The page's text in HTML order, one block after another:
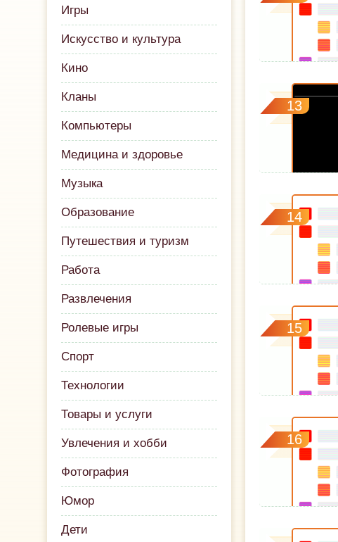
Игры
Искусство и культура
Кино
Кланы
Компьютеры
Медицина и здоровье
Музыка
Образование
Путешествия и туризм
Работа
Развлечения
Ролевые игры
Спорт
Технологии
Товары и услуги
Увлечения и хобби
Фотография
Юмор
Дети
13
14
15
16